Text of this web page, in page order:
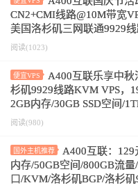
CN2+CMI线路@10M带宽
美国洛杉矶三网联通9929
VPS年付168元或218元
阅读(1023)
便宜VPS
A400互联乐享中秋
杉矶9929线路KVM VPS，
2GB内存/30GB SSD空间/
@100Mbps端口
阅读(980)
国外主机推荐
A400互联：129
内存/50GB空间/800GB流量
口/KVM/洛杉矶BGP/洛杉矶